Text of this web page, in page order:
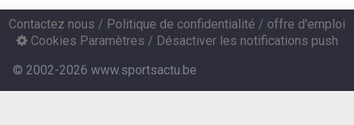
Contactez nous / Politique de confidentialité / offre d'emploi
Cookies Paramètres / Désactiver les notifications push
© 2002-2026 www.sportsactu.be